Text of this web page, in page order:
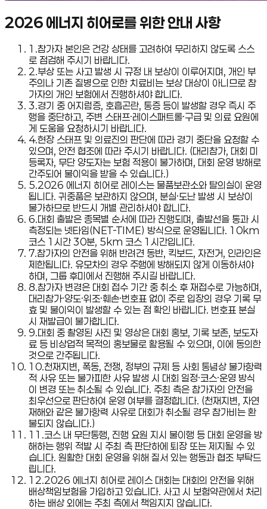
2026 에너지 히어로를 위한 안내 사항
1 .참가자 본인은 건강 상태를 고려하여 무리하지 않도록 스스
로 점검해 주시기 바랍니다.
2.부상 또는 사고 발생 시 규정 내 보상이 이루어지며, 개인 부
주의나 기존 질병으로 인한 치료비는 보상 대상이 아니므로 참
가자의 개인 보험에서 진행하셔야 합니다.
3.경기 중 어지럼증, 호흡곤란, 통증 등이 발생할 경우 즉시 주
행을 중단하고, 주변 스태프·레이스패트롤·구급 및 의료 요원에
게 도움을 요청하시기 바랍니다.
4.현장 스태프 및 의료진의 판단에 따라 경기 중단을 요청할 수
있으며, 안전 협조에 따라 주시기 바랍니다. (대리참가, 대회 미
등록자, 무단 양도자는 보험 적용이 불가하며, 대회 운영 방해로
간주되어 불이익을 받을 수 있습니다.)
5.2026 에너지 히어로 레이스는 물품보관소와 탈의실이 운영
됩니다. 귀중품은 보관하지 않으며, 분실·도난 발생 시 보상이
불가하므로 반드시 개별 관리하셔야 합니다.
6.대회 출발은 종목별 순서에 따라 진행되며, 출발선을 통과 시
측정되는 넷타임(NET-TIME) 방식으로 운영됩니다. 10km
코스 1시간 30분, 5km 코스 1시간입니다.
7.참가자의 안전을 위해 반려견 동반, 킥보드, 자전거, 인라인은
제한됩니다. 유모차의 경우 주행에 방해되지 않게 이동하셔야
하며, 그룹 후미에서 진행해 주시길 바랍니다.
8.참가자 변경은 대회 접수 기간 중 취소 후 재접수로 가능하며,
대리참가·양도·위조·훼손·번호표 없이 주로 입장의 경우 기록 무
효 및 불이익이 발생할 수 있는 점 확인 바랍니다. 번호표 분실
시 재발급이 불가합니다.
9.대회 중 촬영된 사진 및 영상은 대회 홍보, 기록 보존, 보도자
료 등 비상업적 목적의 홍보물로 활용될 수 있으며, 이에 동의한
것으로 간주됩니다.
10.천재지변, 폭동, 전쟁, 정부의 규제 등 사회 통념상 불가항력
적 사유 또는 불가피한 사유 발생 시 대회 일정·코스·운영 방식
이 변경 또는 취소될 수 있습니다. 주최 측은 참가자의 안전을
최우선으로 판단하여 운영 여부를 결정합니다. (천재지변, 자연
재해와 같은 불가항력 사유로 대회가 취소될 경우 참가비는 환
불되지 않습니다.)
11 .코스 내 무단통행, 진행 요원 지시 불이행 등 대회 운영을 방
해하는 행위 적발 시 주최 측 판단하에 퇴장 또는 제지될 수 있
습니다. 원활한 대회 운영을 위해 질서 있는 행동과 협조 부탁드
립니다.
12.2026 에너지 히어로 레이스 대회는 대회의 안전을 위해
배상책임보험을 가입하고 있습니다. 사고 시 보험약관에서 처리
하는 배상 외에는 주최 측에서 책임지지 않습니다.